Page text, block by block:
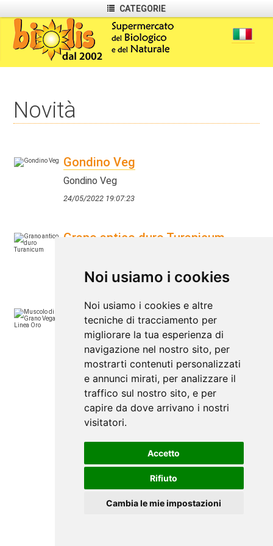
Noi usiamo i cookies
Noi usiamo i cookies e altre
tecniche di tracciamento per
migliorare la tua esperienza di
navigazione nel nostro sito, per
mostrarti contenuti personalizzati
e annunci mirati, per analizzare il
traffico sul nostro sito, e per
capire da dove arrivano i nostri
visitatori.
Accetto
Rifiuto
Cambia le mie impostazioni
CATEGORIE
Novità
Gondino Veg
Gondino Veg
24/05/2022 19:07:23
Grano antico duro Turanicum
21/05/2022 11:58:15
Muscolo di Grano Vegan Linea Oro
Muscolo di Grano, alimento Vegano, sano e
appetitoso
21/05/2022 10:28:21
Viale Regina Margherita, 67
Tel: 090345071
C.F.02593120831